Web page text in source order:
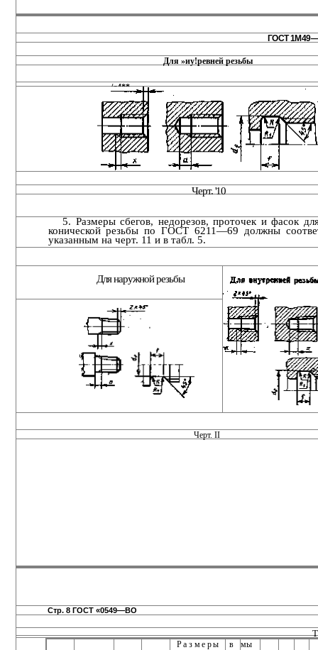
ГОСТ
Для »иу!ревней резьбы
/д4**
Черт. '10
5. Размеры сбегов, недорезов, проточек и фасок
конической резьбы по ГОСТ 6211—69 должны
указанным на черт. 11 и в табл. 5.
Для наружной резьбы
Черт. II
Стр. 8 ГОСТ «0549—ВО
Размеры в мы